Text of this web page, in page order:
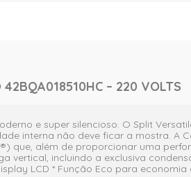
– 220 VOLTS
e super silencioso. O Split
interna não deve ficar a mostra. A
que, além de proporcionar uma
vertical, incluindo a exclusiva
LCD * Função Eco para